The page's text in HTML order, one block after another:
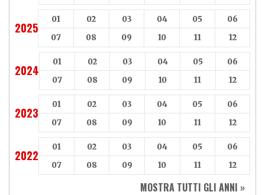
2025
01 02 03 04 05
06
07
08 09 10 11 12
2024
01 02 03 04 05
06
07
08 09 10 11 12
2023
01 02 03 04 05
06
07
08 09 10 11 12
2022
01 02 03 04 05
06
07
08 09 10 11 12
MOSTRA TUTTI GLI ANNI »